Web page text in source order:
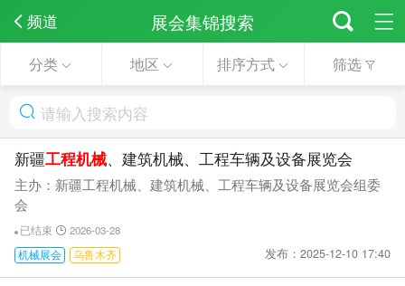
频道 展会集锦搜索
分类 地区 排序方式 筛选
新疆工程机械、建筑机械、工程车辆及设备展览会
主办：新疆工程机械、建筑机械、工程车辆及设备展览会组委
会
已结束
2026-03-28
机械展会
乌鲁木齐 发布：2025-12-10 17:40